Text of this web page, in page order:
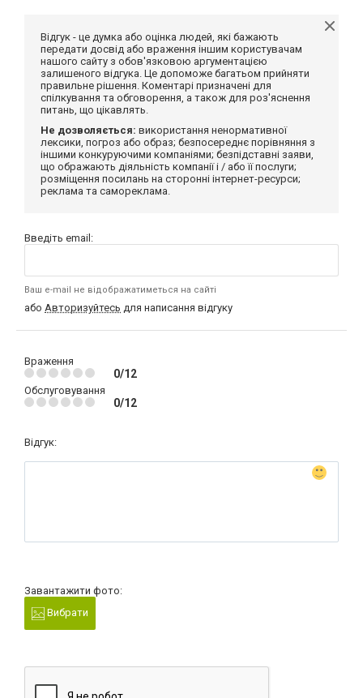
Відгук - це думка або оцінка людей, які бажають
передати досвід або враження іншим користувачам
нашого сайту з обов'язковою аргументацією
залишеного відгука. Це допоможе багатьом прийняти
правильне рішення. Коментарі призначені для
спілкування та обговорення, а також для роз'яснення
питань, що цікавлять.
Не дозволяється: використання ненормативної
лексики, погроз або образ; безпосереднє порівняння з
іншими конкуруючими компаніями; безпідставні заяви,
що ображають діяльність компанії і / або її послуги;
розміщення посилань на сторонні інтернет-ресурси;
реклама та самореклама.
Введіть email:
Ваш e-mail не відображатиметься на сайті
або Авторизуйтесь для написання відгуку
Враження
0/12
Обслуговування
0/12
Відгук:
Завантажити фото:
Вибрати